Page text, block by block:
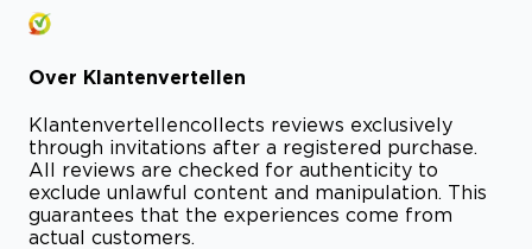
Over Klantenvertellen
Klantenvertellencollects reviews exclusively
through invitations after a registered purchase.
All reviews are checked for authenticity to
exclude unlawful content and manipulation. This
guarantees that the experiences come from
actual customers.